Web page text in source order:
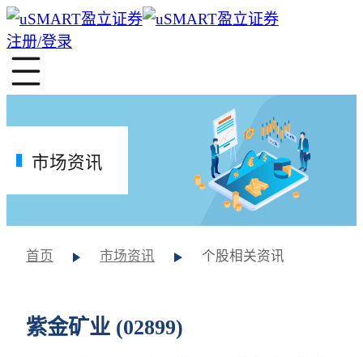
注册/登录
市场资讯
首页 市场资讯 个股相关资讯
紫金矿业 (02899)